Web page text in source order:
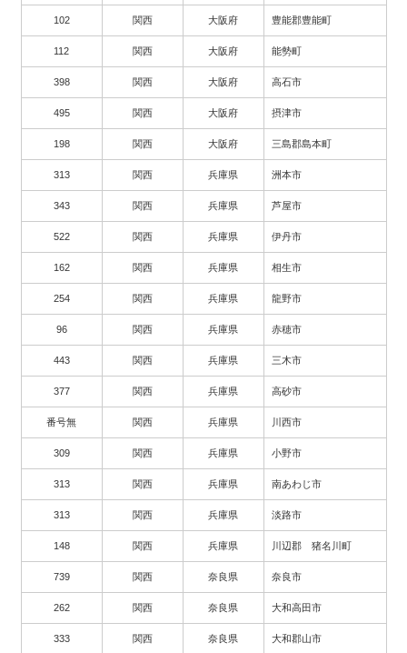
102 関西 大阪府 豊能郡豊能町
112 関西 大阪府 能勢町
398 関西 大阪府 高石市
495 関西 大阪府 摂津市
198 関西 大阪府 三島郡島本町
313 関西 兵庫県 洲本市
343 関西 兵庫県 芦屋市
522 関西 兵庫県 伊丹市
162 関西 兵庫県 相生市
254 関西 兵庫県 龍野市
96 関西 兵庫県 赤穂市
443 関西 兵庫県 三木市
377 関西 兵庫県 高砂市
番号無 関西 兵庫県 川西市
309 関西 兵庫県 小野市
313 関西 兵庫県 南あわじ市
313 関西 兵庫県 淡路市
148 関西 兵庫県 川辺郡 猪名川町
739 関西 奈良県 奈良市
262 関西 奈良県 大和高田市
333 関西 奈良県 大和郡山市